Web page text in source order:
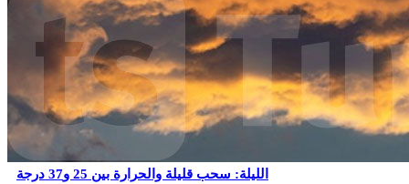
الليلة: سحب قليلة والحرارة بين 25 و37 درجة